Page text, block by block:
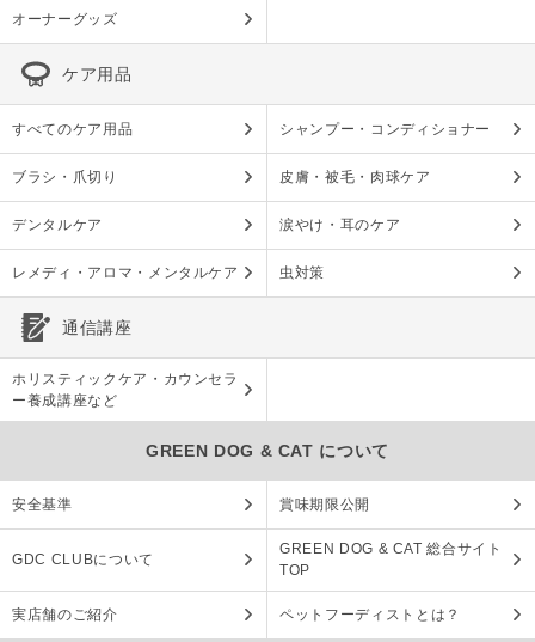
オーナーグッズ
ケア用品
すべてのケア用品 シャンプー・コンディショナー
ブラシ・爪切り 皮膚・被毛・肉球ケア
デンタルケア 涙やけ・耳のケア
レメディ・アロマ・メンタルケア 虫対策
通信講座
ホリスティックケア・カウンセラ
ー養成講座など
GREEN DOG & CAT について
安全基準 賞味期限公開
GDC CLUBについて
GREEN DOG & CAT 総合サイト
TOP
実店舗のご紹介 ペットフーディストとは？